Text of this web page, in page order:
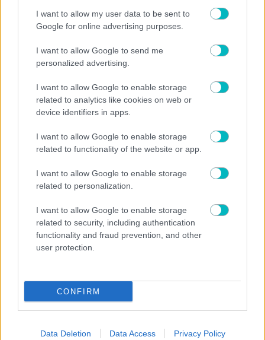
I want to allow my user data to be sent to
Google for online advertising purposes.
I want to allow Google to send me
personalized advertising.
I want to allow Google to enable storage
related to analytics like cookies on web or
device identifiers in apps.
I want to allow Google to enable storage
related to functionality of the website or app.
I want to allow Google to enable storage
related to personalization.
I want to allow Google to enable storage
related to security, including authentication
functionality and fraud prevention, and other
user protection.
CONFIRM
Data Deletion Data Access Privacy Policy
08/08/2026 | 20:31:44
ΠΟΔΟΣΦΑΙΡΟ ΑΕΚ
Για τον Μιχάλη: Πανό, κίτρινα λουλούδια και ενός λεπτού
σιγή στη Νέα Φιλαδέλφεια (VIDEO)
ΠΟΔΟΣΦΑΙΡΟ ΑΕΚ
Μόρα
08/08/2026 | 20:10:48
ΠΟΔΟΣΦΑΙΡΟ ΑΕΚ
Μαγεία: 15.000 κόσμος στη Νέα Φιλαδέλφεια για το φιλικό
με την Athens Kallithea (VIDEO)
08/08/2026 | 20:00:52
08/08/2026 | 19:50:32
Αλλαγμένα τα μπουθ της ΑΕΚ στην Allwyn Arena (ΦΩΤΟ)